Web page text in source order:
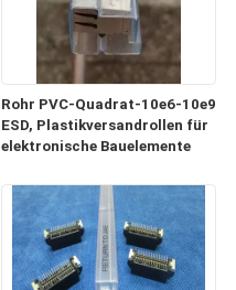
Rohr PVC-Quadrat-10e6-10e9
ESD, Plastikversandrollen für
elektronische Bauelemente